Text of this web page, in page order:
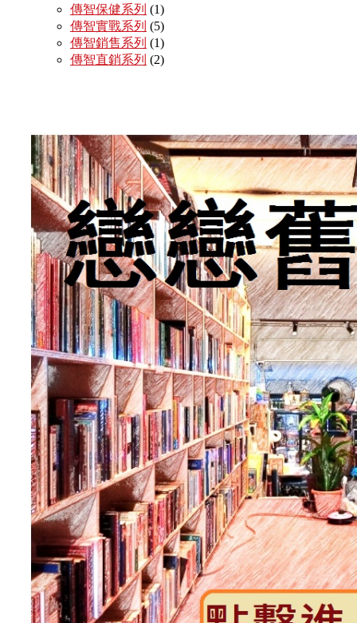
傳智保健系列 (1)
傳智實戰系列 (5)
傳智銷售系列 (1)
傳智直銷系列 (2)